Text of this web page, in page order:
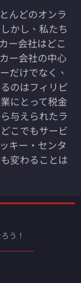
んどのオンラ
かし、私たち
ー会社はどこ
ー会社の中心
だけでなく、
のはフィリピ
にとって税金
与えられたラ
こでもサービ
キー・センタ
変わることは
う！